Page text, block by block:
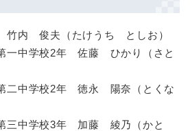
内 俊夫（たけうち としお）
一中学校2年 佐藤 ひかり（さと
二中学校2年 徳永 陽奈（とくな
三中学校3年 加藤 綾乃（かと